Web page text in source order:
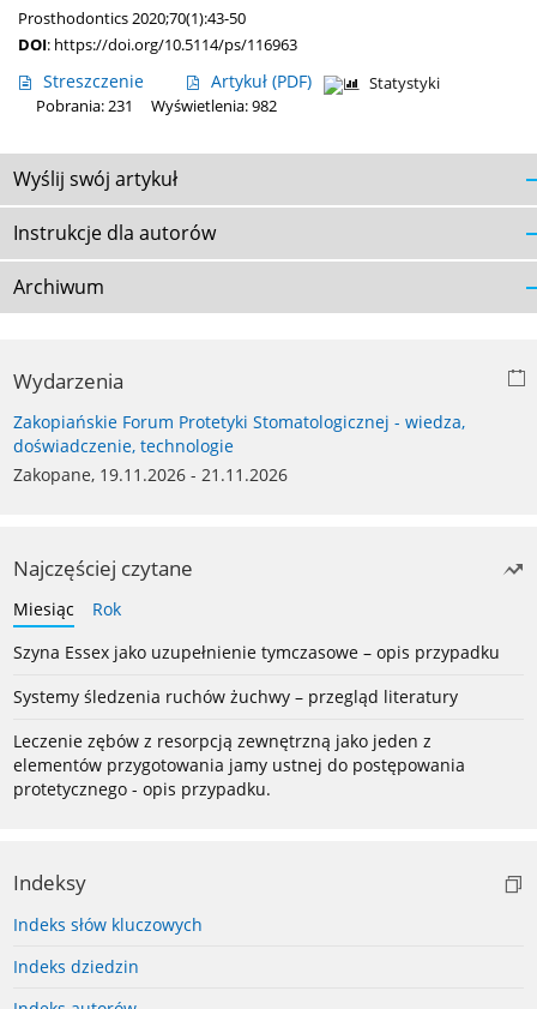
Prosthodontics 2020;70(1):43-50
DOI: https://doi.org/10.5114/ps/116963
Streszczenie Artykuł (PDF)
Statystyki
Pobrania: 231
Wyświetlenia: 982
Wyślij swój artykuł
Instrukcje dla autorów
Archiwum
Wydarzenia
Zakopiańskie Forum Protetyki Stomatologicznej - wiedza,
doświadczenie, technologie
Zakopane, 19.11.2026 - 21.11.2026
Najczęściej czytane
Miesiąc
Rok
Szyna Essex jako uzupełnienie tymczasowe – opis przypadku
Systemy śledzenia ruchów żuchwy – przegląd literatury
Leczenie zębów z resorpcją zewnętrzną jako jeden z
elementów przygotowania jamy ustnej do postępowania
protetycznego - opis przypadku.
Indeksy
Indeks słów kluczowych
Indeks dziedzin